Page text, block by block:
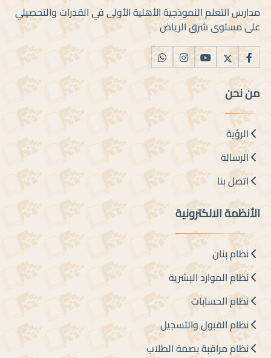
مدارس التعلم النموذجية الأهلية الأولى في القدرات والتحصيلي
على مستوى شرق الرياض
من نحن
الرؤية
الرسالة
اتصل بنا
الأنظمة الالكترونية
نظام بنان
نظام الموارد البشرية
نظام الحسابات
نظام القبول والتسجيل
نظام مراقبة بصمة الطلاب